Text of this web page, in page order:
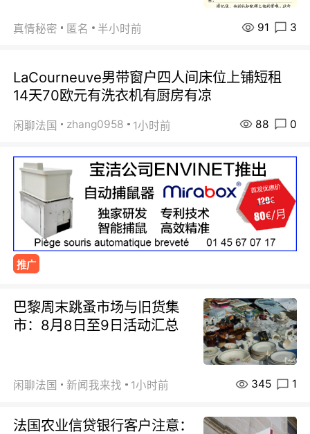
真情秘密 匿名 半小时前 91 3
LaCourneuve男带窗户四人间床位上铺短租
14天70欧元有洗衣机有厨房有凉
闲聊法国 zhang0958 1小时前 88 0
推广
巴黎周末跳蚤市场与旧货集
市：8月8日至9日活动汇总
闲聊法国 新闻我来找 1小时前 345 1
法国农业信贷银行客户注意：